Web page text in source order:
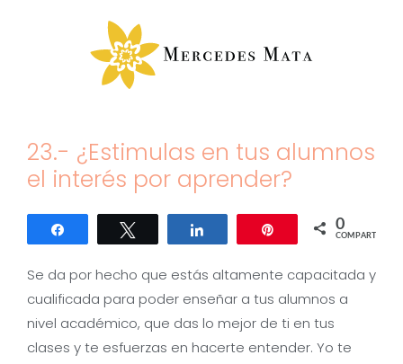
23.- ¿Estimulas en tus alumnos
el interés por aprender?
Compartir Twittear Compartir 0
COMPARTIR
Se da por hecho que estás altamente capacitada y
cualificada para poder enseñar a tus alumnos a
nivel académico, que das lo mejor de ti en tus
clases y te esfuerzas en hacerte entender. Yo te